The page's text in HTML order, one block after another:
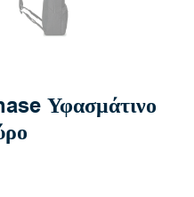
Υφασμάτινο